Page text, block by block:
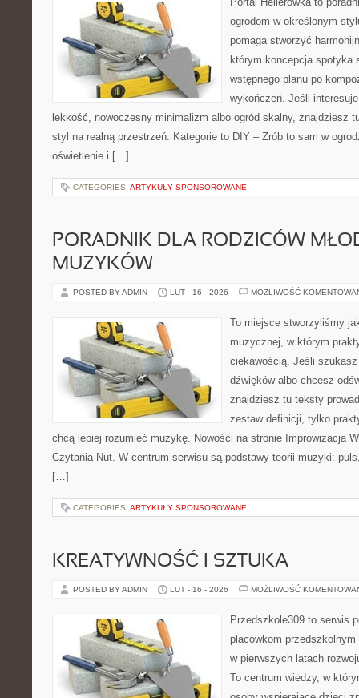
ogrodom w określonym
pomaga stworzyć
którym koncepcja spotyka
wstępnego planu po
wykończeń. Jeśli
lekkość, nowoczesny minimalizm albo ogród skalny, znajdziesz
styl na realną przestrzeń. Kategorie to DIY – Zrób to sam w
oświetlenie i […]
CATEGORIES: ARTYKUŁY SPONSOROWANE
PORADNIK DLA RODZICÓW
MUZYKÓW
POSTED BY ADMIN LUT - 16 - 2026 MOŻLIWOŚĆ
To miejsce stworzyliśmy
muzycznej, w którym
ciekawością. Jeśli
dźwięków albo chcesz
znajdziesz tu teksty
zestaw definicji, tylko
chcą lepiej rozumieć muzykę. Nowości na stronie Improwizacja
Czytania Nut. W centrum serwisu są podstawy teorii muzyki:
[…]
CATEGORIES: ARTYKUŁY SPONSOROWANE
KREATYWNOŚĆ I SZTUKA
POSTED BY ADMIN LUT - 16 - 2026 MOŻLIWOŚĆ
Przedszkole309 to serwis
placówkom
w pierwszych latach
To centrum wiedzy, w